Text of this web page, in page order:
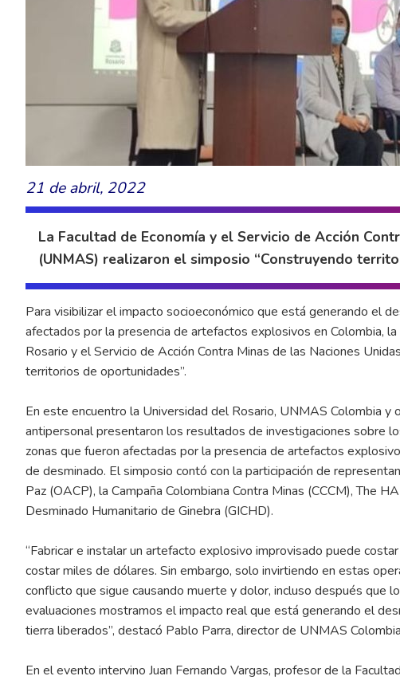
21 de abril, 2022
La Facultad de Economía y el Servicio de Acción
(UNMAS) realizaron el simposio “Construyendo
Para visibilizar el impacto socioeconómico que está generando el
afectados por la presencia de artefactos explosivos en Colombia,
Rosario y el Servicio de Acción Contra Minas de las Naciones
territorios de oportunidades”.
En este encuentro la Universidad del Rosario, UNMAS Colombia y
antipersonal presentaron los resultados de investigaciones sobre
zonas que fueron afectadas por la presencia de artefactos
de desminado. El simposio contó con la participación de
Paz (OACP), la Campaña Colombiana Contra Minas (CCCM), The
Desminado Humanitario de Ginebra (GICHD).
“Fabricar e instalar un artefacto explosivo improvisado puede
costar miles de dólares. Sin embargo, solo invirtiendo en estas
conflicto que sigue causando muerte y dolor, incluso después que
evaluaciones mostramos el impacto real que está generando el
tierra liberados”, destacó Pablo Parra, director de UNMAS
En el evento intervino Juan Fernando Vargas, profesor de la